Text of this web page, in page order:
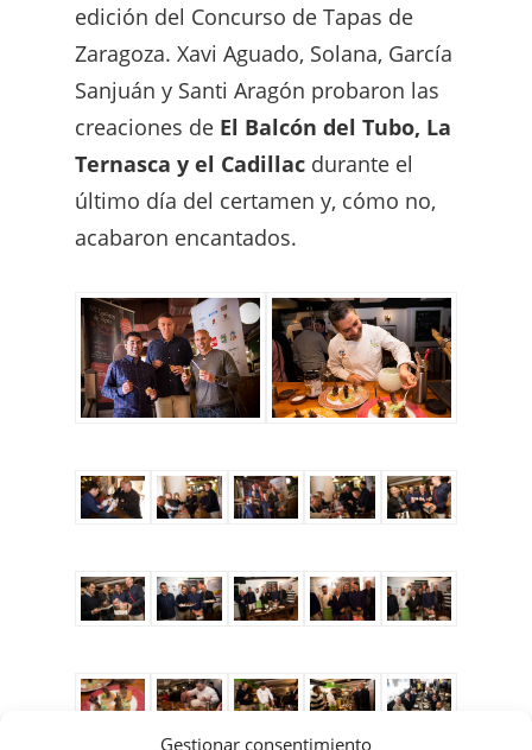
Gestionar consentimiento
edición del Concurso de Tapas de
Zaragoza. Xavi Aguado, Solana, García
Sanjuán y Santi Aragón probaron las
creaciones deEl Balcón del Tubo, La
Ternasca y el Cadillacdurante el
último día del certamen y, cómo no,
acabaron encantados.